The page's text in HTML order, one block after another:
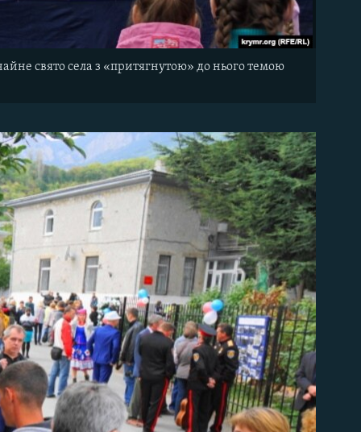
свято села з «притягнутою» до нього темою